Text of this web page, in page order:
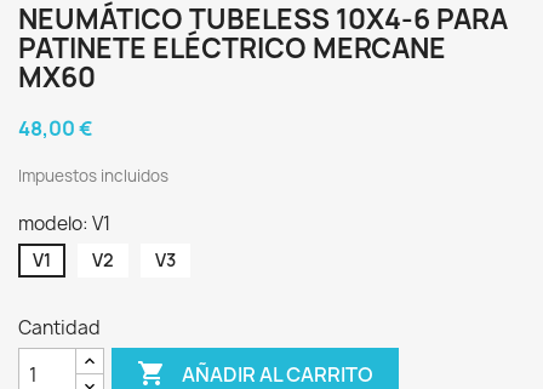
NEUMÁTICO TUBELESS 10X4-6 PARA
PATINETE ELÉCTRICO MERCANE
MX60
48,00 €
Impuestos incluidos
modelo: V1
V1 V2 V3
Cantidad
 AÑADIR AL CARRITO